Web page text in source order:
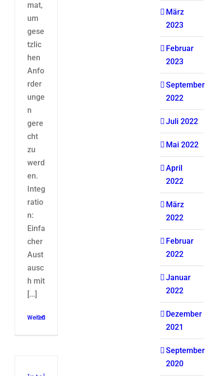
mat,
um
gese
tzlic
hen
Anfo
rder
unge
n
gere
cht
zu
werd
en.
Integ
ratio
n:
Einfa
cher
Aust
ausc
h mit
[...]
Weiterlesen
0
März
2023
Februar
2023
September
2022
Juli 2022
Mai 2022
April
2022
März
2022
Februar
2022
Januar
2022
Dezember
2021
September
2020